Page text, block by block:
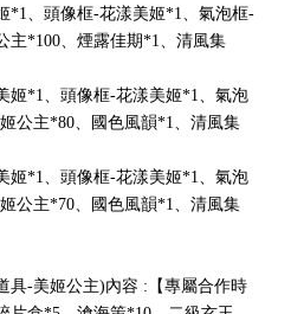
*1、頭像框-花漾美姬*1、氣泡框-
主*100、煙露佳期*1、清風集
姬*1、頭像框-花漾美姬*1、氣泡
公主*80、國色風韻*1、清風集
姬*1、頭像框-花漾美姬*1、氣泡
公主*70、國色風韻*1、清風集
具-美姬公主)內容 :【專屬合作時